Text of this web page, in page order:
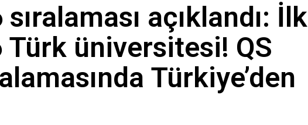
açıklandı: İlk
Türk üniversitesi! QS
Türkiye’den